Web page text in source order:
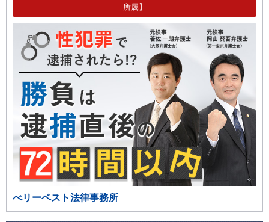
所属】
べリーベスト法律事務所